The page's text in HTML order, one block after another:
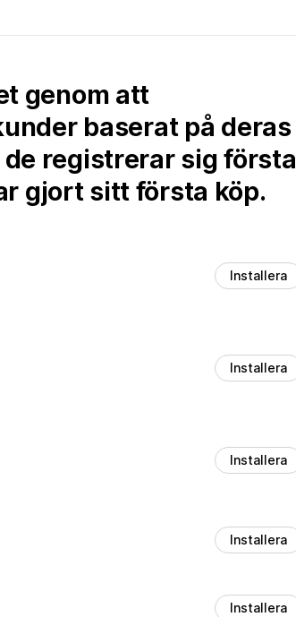
genom att
baserat på deras
registrerar sig första
gjort sitt första köp.
Installera
Installera
Installera
Installera
Installera